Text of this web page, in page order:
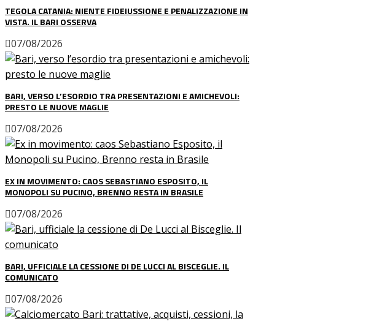
TEGOLA CATANIA: NIENTE FIDEIUSSIONE E PENALIZZAZIONE IN
VISTA. IL BARI OSSERVA
07/08/2026
BARI, VERSO L’ESORDIO TRA PRESENTAZIONI E AMICHEVOLI:
PRESTO LE NUOVE MAGLIE
07/08/2026
EX IN MOVIMENTO: CAOS SEBASTIANO ESPOSITO, IL
MONOPOLI SU PUCINO, BRENNO RESTA IN BRASILE
07/08/2026
BARI, UFFICIALE LA CESSIONE DI DE LUCCI AL BISCEGLIE. IL
COMUNICATO
07/08/2026